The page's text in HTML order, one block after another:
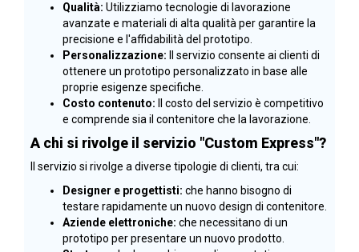
Qualità: Utilizziamo tecnologie di lavorazione
avanzate e materiali di alta qualità per garantire la
precisione e l'affidabilità del prototipo.
Personalizzazione: Il servizio consente ai clienti di
ottenere un prototipo personalizzato in base alle
proprie esigenze specifiche.
Costo contenuto: Il costo del servizio è competitivo
e comprende sia il contenitore che la lavorazione.
A chi si rivolge il servizio "Custom Express"?
Il servizio si rivolge a diverse tipologie di clienti, tra cui:
Designer e progettisti: che hanno bisogno di
testare rapidamente un nuovo design di contenitore.
Aziende elettroniche: che necessitano di un
prototipo per presentare un nuovo prodotto.